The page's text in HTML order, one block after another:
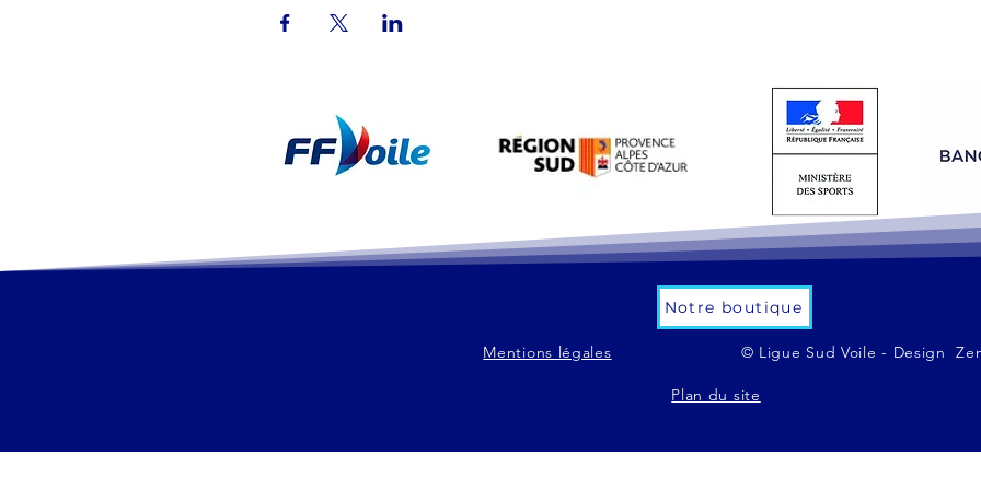
Notre boutique
Mentions légales © Ligue Sud Voile - Design
Plan du site